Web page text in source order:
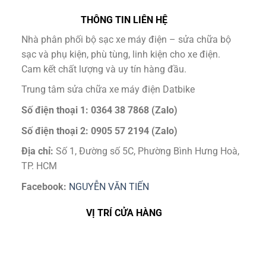
THÔNG TIN LIÊN HỆ
Nhà phân phối bộ sạc xe máy điện – sửa chữa bộ
sạc và phụ kiện, phù tùng, linh kiện cho xe điện.
Cam kết chất lượng và uy tín hàng đầu.
Trung tâm sửa chữa xe máy điện Datbike
Số điện thoại 1: 0364 38 7868 (Zalo)
Số điện thoại 2: 0905 57 2194 (Zalo)
Địa chỉ: Số 1, Đường số 5C, Phường Bình Hưng Hoà,
TP. HCM
Facebook: NGUYỄN VĂN TIẾN
VỊ TRÍ CỬA HÀNG